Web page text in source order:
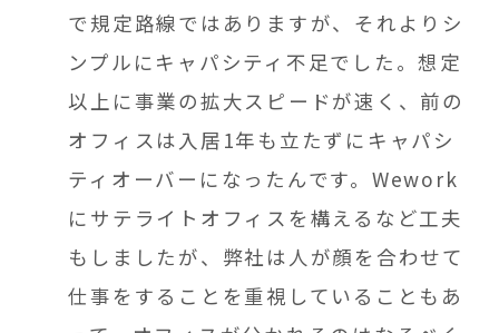
で規定路線ではありますが、それよりシ
ンプルにキャパシティ不足でした。想定
以上に事業の拡大スピードが速く、前の
オフィスは入居1年も立たずにキャパシ
ティオーバーになったんです。Wework
にサテライトオフィスを構えるなど工夫
もしましたが、弊社は人が顔を合わせて
仕事をすることを重視していることもあ